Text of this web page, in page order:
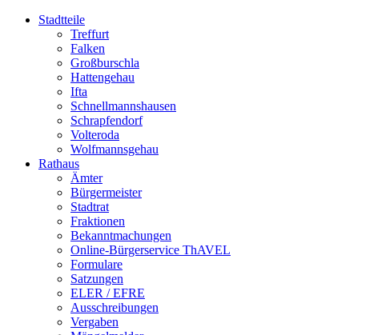
Stadtteile
Treffurt
Falken
Großburschla
Hattengehau
Ifta
Schnellmannshausen
Schrapfendorf
Volteroda
Wolfmannsgehau
Rathaus
Ämter
Bürgermeister
Stadtrat
Fraktionen
Bekanntmachungen
Online-Bürgerservice ThAVEL
Formulare
Satzungen
ELER / EFRE
Ausschreibungen
Vergaben